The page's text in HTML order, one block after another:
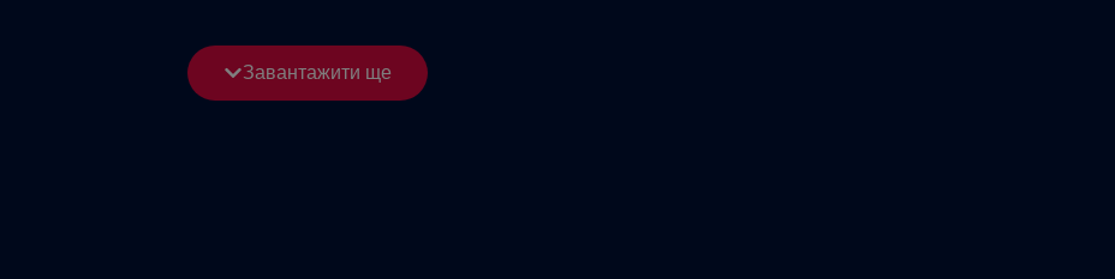
€5,-/GB Гана
Завантажити ще